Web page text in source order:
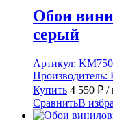
Обои
серый
Артикул:
Производитель:
Купить 4 550 ₽ /
СравнитьВ